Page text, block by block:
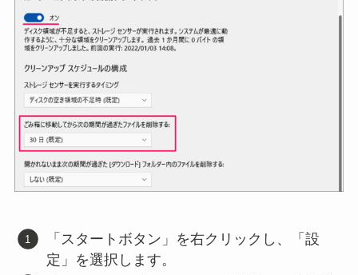
「スタートボタン」を右クリックし、「設
定」を選択します。